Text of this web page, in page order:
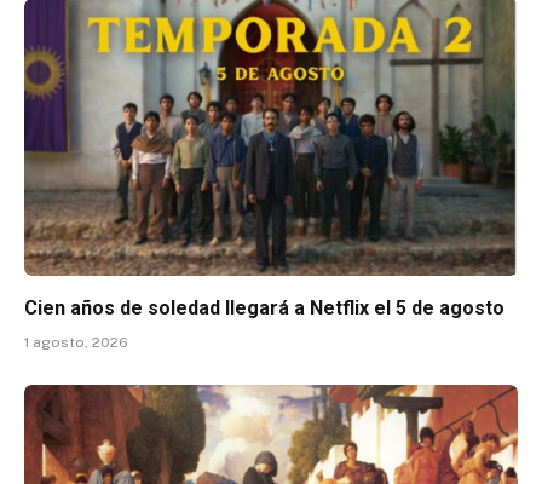
Cien años de soledad llegará a Netflix el 5 de agosto
1 agosto, 2026